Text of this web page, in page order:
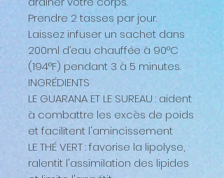
Prendre 2 tasses par jour.
Laissez infuser un sachet dans
200ml d’eau chauffée à 90°C
(194°F) pendant 3 à 5 minutes.
INGRÉDIENTS
LE GUARANA ET LE SUREAU : aident
à combattre les excès de poids
et facilitent l'amincissement
LE THÉ VERT : favorise la lipolyse,
ralentit l'assimilation des lipides